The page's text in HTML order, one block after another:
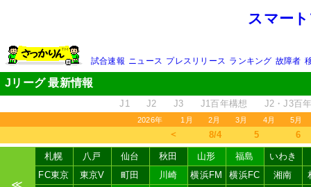
スマー
試合速報 ニュース プレスリリース ランキング 故障者
Jリーグ 最新情報
J1 J2 J3 J1百年構想 J2・J3百
2026年 1月 2月 3月 4月 5月
＜ 8/4 5 6
≪
札幌 八戸 仙台 秋田 山形 福島
いわき
FC東京
東京V 町田 川崎 横浜FM 横浜FC 湘南